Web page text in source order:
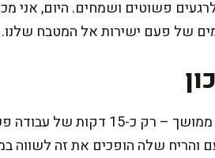
פשוטים ושמחים. היום, אני
של פעם ישירות אל המטבח שלנו.
המתכון הזה לא דורש זמן
והריח שלה הופכים את זה לשווה